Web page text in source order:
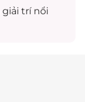
giải trínổi